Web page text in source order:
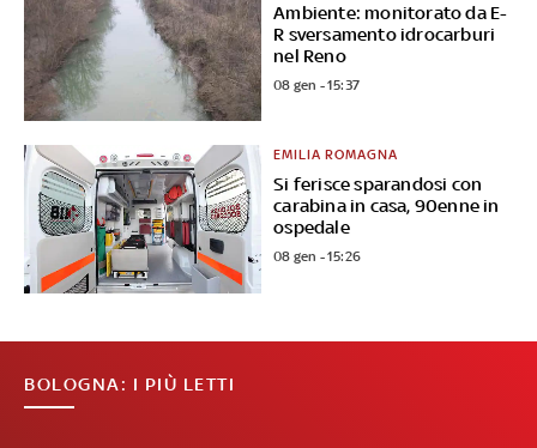
Ambiente: monitorato da E-
R sversamento idrocarburi
nel Reno
08 gen - 15:37
Si ferisce sparandosi con
carabina in casa, 90enne in
ospedale
EMILIA ROMAGNA
08 gen - 15:26
BOLOGNA: I PIÙ LETTI